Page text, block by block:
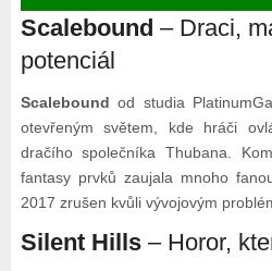
Scalebound – Draci,
potenciál
Scalebound od studia
otevřeným světem, kde hráči
dračího společníka Thubana.
fantasy prvků zaujala mnoho
2017 zrušen kvůli vývojovým
Silent Hills– Horor,